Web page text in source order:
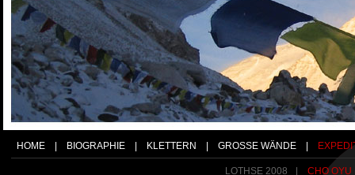
HOME BIOGRAPHIE KLETTERN GROSSE WÄNDE
LOTHSE 2008 CHO OYU